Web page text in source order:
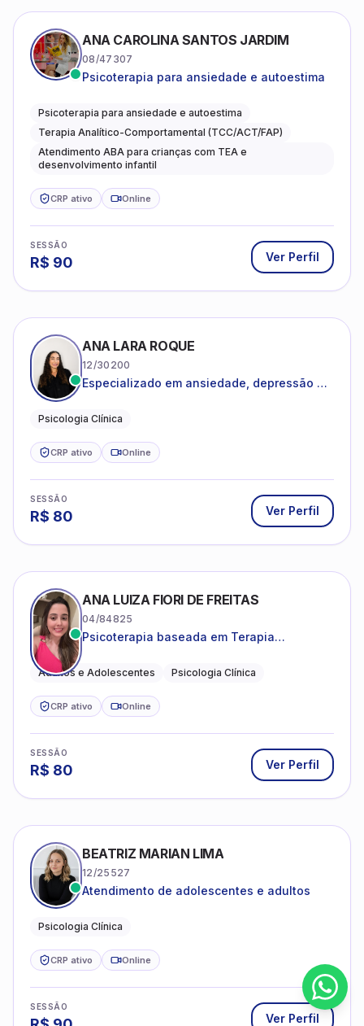
ANA CAROLINA SANTOS JARDIM
08/47307
Psicoterapia para ansiedade e autoestima
Psicoterapia para ansiedade e autoestima
Terapia Analítico-Comportamental (TCC/ACT/FAP)
Atendimento ABA para crianças com TEA e
desenvolvimento infantil
CRP ativo Online
SESSÃO
R$ 90 Ver Perfil
ANA LARA ROQUE
12/30200
Especializado em ansiedade, depressão e
Psicologia Clínica
CRP ativo Online
SESSÃO
R$ 80 Ver Perfil
ANA LUIZA FIORI DE FREITAS
04/84825
Psicoterapia baseada em Terapia
Adultos e Adolescentes Psicologia Clínica
CRP ativo Online
SESSÃO
R$ 80 Ver Perfil
BEATRIZ MARIAN LIMA
12/25527
Atendimento de adolescentes e adultos
Psicologia Clínica
CRP ativo Online
SESSÃO
Ver Perfil